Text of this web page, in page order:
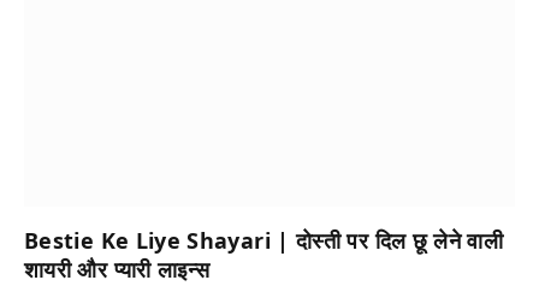
Bestie Ke Liye Shayari | दोस्ती पर दिल छू लेने वाली
शायरी और प्यारी लाइन्स